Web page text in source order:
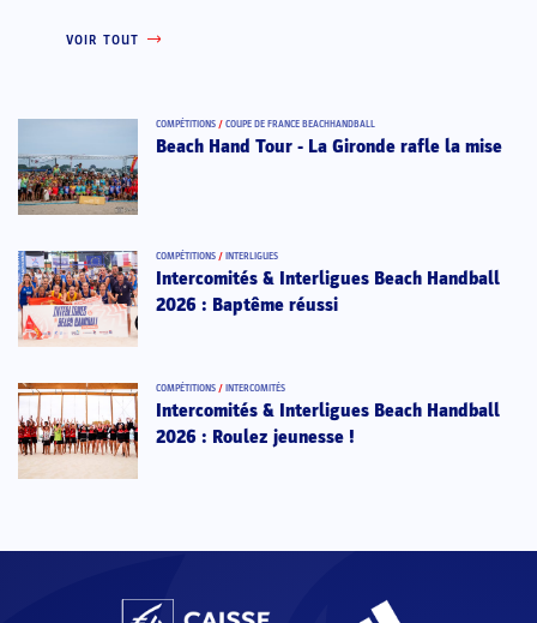
VOIR TOUT
COMPÉTITIONS / COUPE DE FRANCE BEACHHANDBALL
Beach Hand Tour - La Gironde rafle la mise
COMPÉTITIONS / INTERLIGUES
Intercomités & Interligues Beach Handball
2026 : Baptême réussi
COMPÉTITIONS / INTERCOMITÉS
Intercomités & Interligues Beach Handball
2026 : Roulez jeunesse !